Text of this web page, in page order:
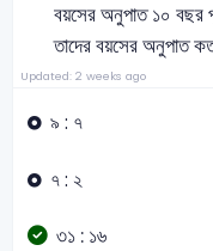
বয়সের অনুপাত ১০ বছর
তাদের বয়সের অনুপাত
Updated: 2 weeks ago
৯ : ৭
৭ : ২
৩১ : ১৬